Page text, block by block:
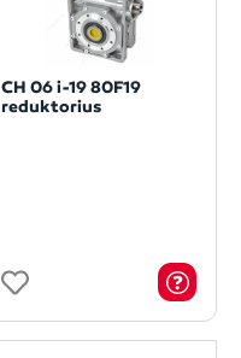
CH 06 i-19 80F19
reduktorius